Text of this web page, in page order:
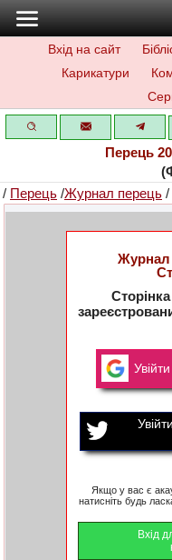
Вхід на сайт
Карикатури
Перець
/ Перець /Журнал перець /
Журнал
Якщо у вас є
натисніть будь
Вхід